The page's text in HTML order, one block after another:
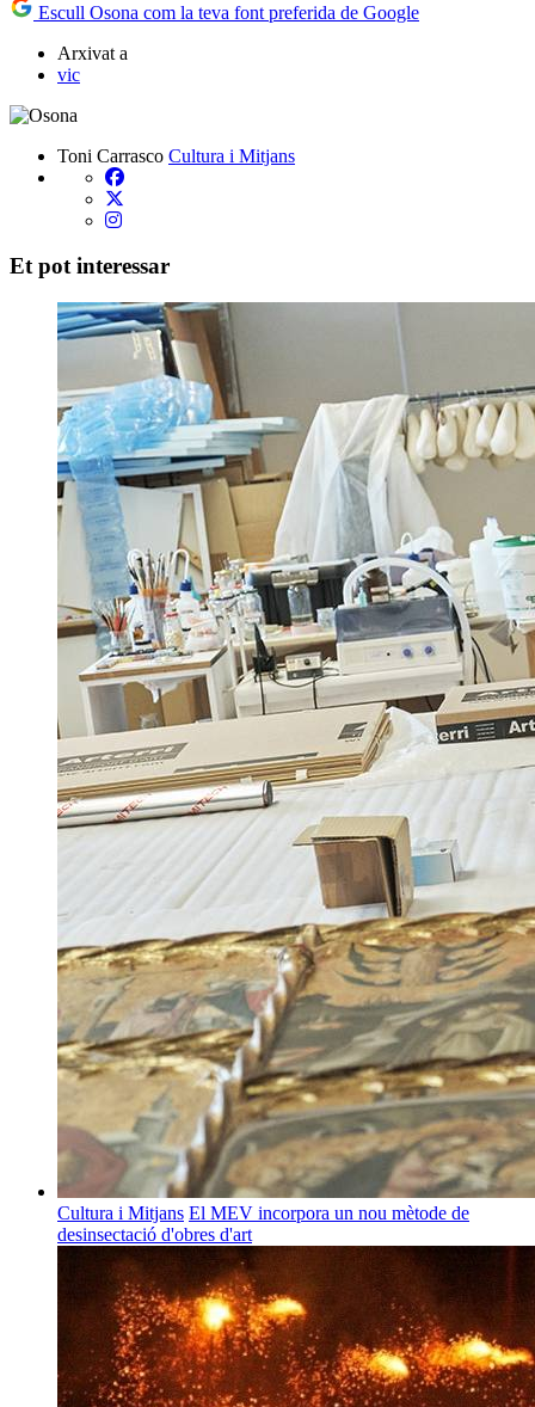
Escull Osona com la teva font preferida de Google
Arxivat a
vic
Toni Carrasco Cultura i Mitjans
Et pot interessar
Cultura i Mitjans El MEV incorpora un nou mètode de
desinsectació d'obres d'art